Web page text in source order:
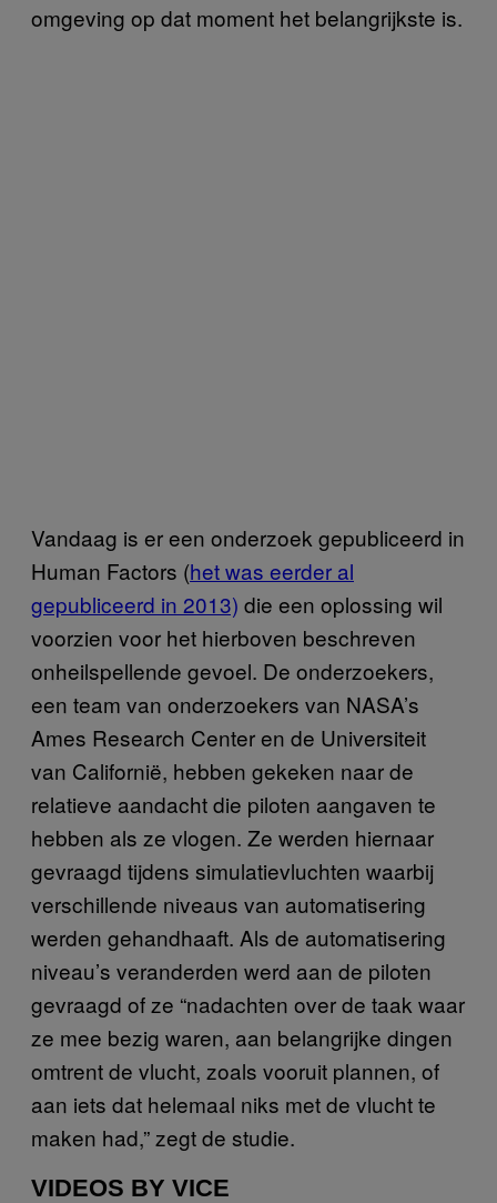
omgeving op dat moment het belangrijkste is.
Vandaag is er een onderzoek gepubliceerd in
Human Factors (het was eerder al
gepubliceerd in 2013) die een oplossing wil
voorzien voor het hierboven beschreven
onheilspellende gevoel. De onderzoekers,
een team van onderzoekers van NASA’s
Ames Research Center en de Universiteit
van Californië, hebben gekeken naar de
relatieve aandacht die piloten aangaven te
hebben als ze vlogen. Ze werden hiernaar
gevraagd tijdens simulatievluchten waarbij
verschillende niveaus van automatisering
werden gehandhaaft. Als de automatisering
niveau’s veranderden werd aan de piloten
gevraagd of ze “nadachten over de taak waar
ze mee bezig waren, aan belangrijke dingen
omtrent de vlucht, zoals vooruit plannen, of
aan iets dat helemaal niks met de vlucht te
maken had,” zegt de studie.
VIDEOS BY VICE